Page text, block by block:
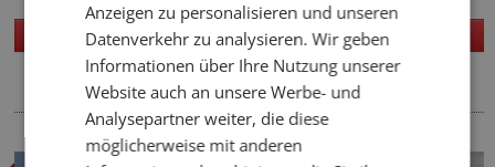
Homepage Details
Anzeigen zu personalisieren und unseren
Datenverkehr zu analysieren. Wir geben
Informationen über Ihre Nutzung unserer
Website auch an unsere Werbe- und
Analysepartner weiter, die diese
möglicherweise mit anderen